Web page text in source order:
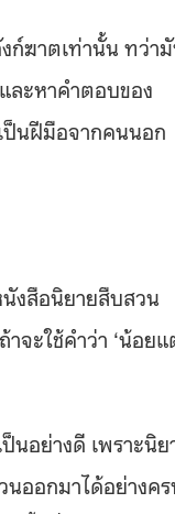
ก์ฆาตเท่านั้น ทว่า
ละหาคำตอบของ
ป็นฝีมือจากคนนอก
งสือนิยายสืบสวน
จะใช้คำว่า ‘น้อย
นอย่างดี เพราะนิย
ออกมาได้อย่างค